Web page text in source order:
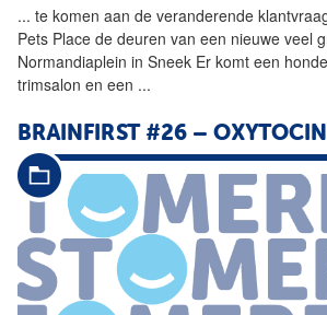
... te komen aan de veranderende
Pets Place de deuren van een nieuwe veel
Normandiaplein in Sneek Er komt een
trimsalon en een ...
BRAINFIRST #26 –